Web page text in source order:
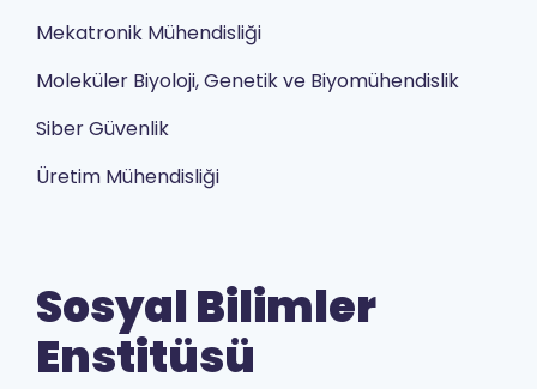
Mekatronik Mühendisliği
Moleküler Biyoloji, Genetik ve Biyomühendislik
Siber Güvenlik
Üretim Mühendisliği
Sosyal Bilimler
Enstitüsü